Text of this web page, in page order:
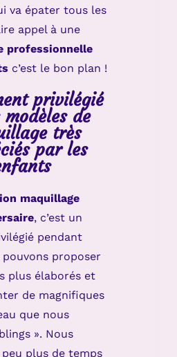
va épater tous les
appel à une
professionnelle
c’est le bon plan !
privilégié
de
très
par les
maquillage
, c’est un
pendant
proposer
plus élaborés et
de magnifiques
que nous
». Nous
plus de temps